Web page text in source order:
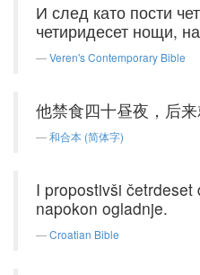
И след като пости
четиридесет нощи,
Veren's Contemporary Bible
他禁食四十昼夜，后来
和合本 (简体字)
I propostivši
napokon ogladnje.
Croatian Bible